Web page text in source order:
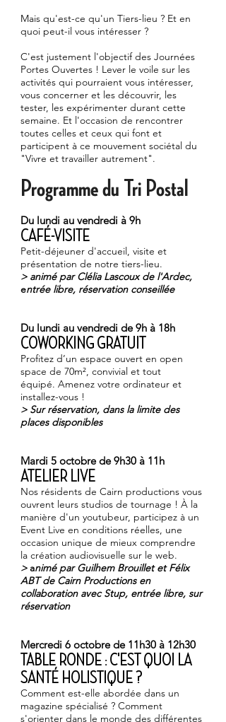
Mais qu'est-ce qu'un Tiers-lieu ? Et en
quoi peut-il vous intéresser ?
C'est justement l'objectif des Journées
Portes Ouvertes ! Lever le voile sur les
activités qui pourraient vous intéresser,
vous concerner et les découvrir, les
tester, les expérimenter durant cette
semaine. Et l'occasion de rencontrer
toutes celles et ceux qui font et
participent à ce mouvement sociétal du
"Vivre et travailler autrement".
Programme du Tri Postal
Du lundi au vendredi à 9h
CAFÉ-VISITE
Petit-déjeuner d'accueil, visite et
présentation de notre tiers-lieu.
> animé parClélia Lascouxde l'Ardec,
entrée libre, réservation conseillée
Du lundi au vendredi de 9h à 18h
COWORKING GRATUIT
Profitez d’un espace ouvert en open
space de 70m², convivial et tout
équipé. Amenez votre ordinateur et
installez-vous !
> Sur réservation, dans la limite des
places disponibles
Mardi 5 octobre de 9h30 à 11h
ATELIER LIVE
Nos résidents de Cairn productions vous
ouvrent leurs studios de tournage ! À la
manière d'un youtubeur, participez à un
Event Live en conditions réelles, une
occasion unique de mieux comprendre
la création audiovisuelle sur le web.
>animé parGuilhem BrouilletetFélix
ABTde Cairn Productionsen
collaboration avecStup, entrée libre, sur
réservation
Mercredi 6 octobre de 11h30 à 12h30
TABLE RONDE : C'EST QUOI LA
SANTÉ HOLISTIQUE ?
Comment est-elle abordée dans un
magazine spécialisé ? Comment
s'orienter dans le monde des différentes